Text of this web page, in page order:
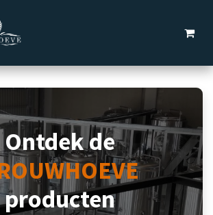
Ontdek de
producten